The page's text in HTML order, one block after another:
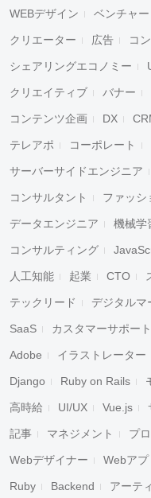
WEBデザイン ベンチャー
クリエーター 広告 コ
シェアリングエコノミー
クリエイティブ バナー
コンテンツ企画 DX
テレアポ コーポレート
サーバーサイドエンジニア
コンサルタント ファッシ
データエンジニア 機械学
コンサルティング
人工知能 起業 CTO
テックリード デジタルマ
SaaS カスタマーサポート
Adobe イラストレーター
Django Ruby on Rails
高時給 UI/UX Vue.js
記事 マネジメント プ
Webデザイナー Webアプ
Ruby Backend アーテ